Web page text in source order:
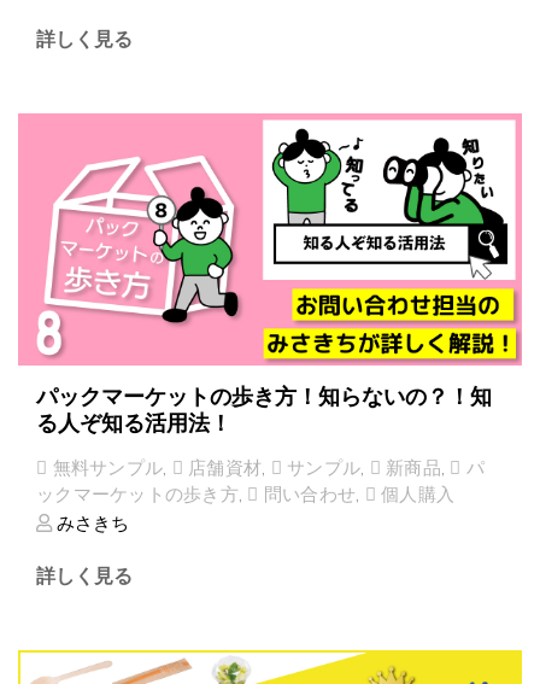
詳しく見る
パックマーケットの歩き方！知らないの？！知
る人ぞ知る活用法！
無料サンプル, 店舗資材, サンプル, 新商品,
パ
ックマーケットの歩き方, 問い合わせ,
個人購入
みさきち
詳しく見る